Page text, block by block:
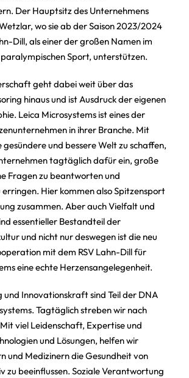
Der Hauptsitz des Unternehmens
wo sie ab der Saison 2023/2024
Dill, als einer der großen Namen im
Sport, unterstützen.
geht dabei weit über das
hinaus und ist Ausdruck der eigenen
Leica Microsystems ist eines der
in ihrer Branche. Mit
gesündere und bessere Welt zu schaffen,
tagtäglich dafür ein, große
Fragen zu beantworten und
erringen. Hier kommen also Spitzensport
zusammen. Aber auch Vielfalt und
essentieller Bestandteil der
und nicht nur deswegen ist die neu
mit dem RSV Lahn-Dill für
eine echte Herzensangelegenheit.
und Innovationskraft sind Teil der DNA
Tagtäglich streben wir nach
viel Leidenschaft, Expertise und
und Lösungen, helfen wir
und Medizinern die Gesundheit von
zu beeinflussen. Soziale Verantwortung